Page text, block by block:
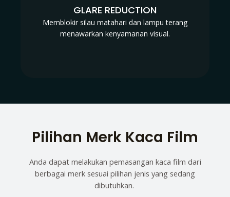
GLARE REDUCTION
Memblokir silau matahari dan lampu terang
menawarkan kenyamanan visual.
Pilihan Merk Kaca Film
Anda dapat melakukan pemasangan kaca film dari
berbagai merk sesuai pilihan jenis yang sedang
dibutuhkan.